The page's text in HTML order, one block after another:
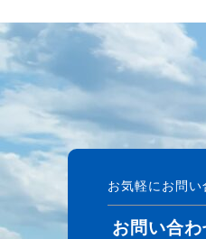
お気軽にお問
お問い合